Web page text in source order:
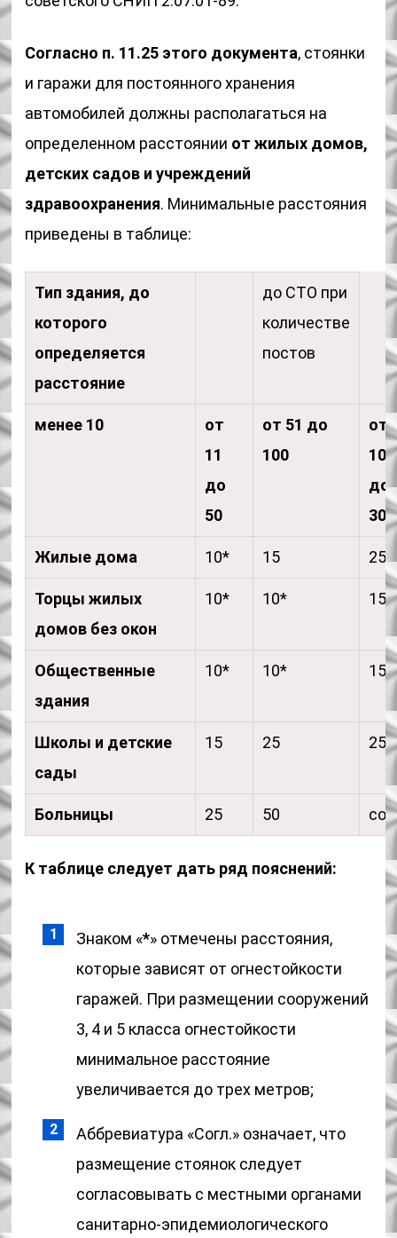
Согласно п. 11.25 этого документа, стоянки
и гаражи для постоянного хранения
автомобилей должны располагаться на
определенном расстоянии от жилых домов,
детских садов и учреждений
здравоохранения. Минимальные расстояния
приведены в таблице:
Тип здания, до
которого
определяется
расстояние
до СТО при
количестве
постов
менее 10
от
11
до
50
от 51 до
100
от
101
до
300
Жилые дома 10* 15 25
Торцы жилых
домов без окон
10* 10* 15
Общественные
здания
10* 10* 15
Школы и детские
сады
15 25 25
Больницы 25 50
К таблице следует дать ряд пояснений:
Знаком «*» отмечены расстояния,
которые зависят от огнестойкости
гаражей. При размещении сооружений
3, 4 и 5 класса огнестойкости
минимальное расстояние
увеличивается до трех метров;
Аббревиатура «Согл.» означает, что
размещение стоянок следует
согласовывать с местными органами
санитарно-эпидемиологического